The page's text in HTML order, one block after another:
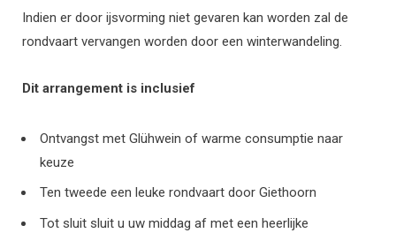
Indien er door ijsvorming niet gevaren kan worden zal de
rondvaart vervangen worden door een winterwandeling.
Dit arrangement is inclusief
Ontvangst met Glühwein of warme consumptie naar
keuze
Ten tweede een leuke rondvaart door Giethoorn
Tot sluit sluit u uw middag af met een heerlijke